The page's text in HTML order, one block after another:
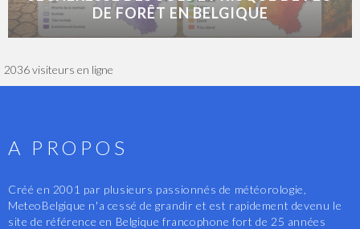
DE FORÊT EN BELGIQUE
2036 visiteurs en ligne
A PROPOS
Créé en 2001 par plusieurs passionnés de météorologie,
MeteoBelgique n'a cessé de grandir et est rapidement devenu le
site de référence en Belgique francophone fort de 25 années